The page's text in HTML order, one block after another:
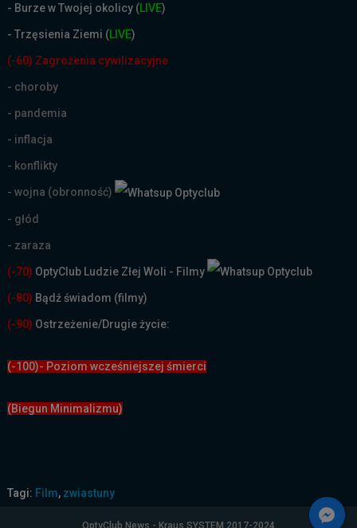
- Burze w Twojej okolicy (LIVE)
- Trzęsienia Ziemi (LIVE)
(-60) Zagrożenia cywilizacyjne
- choroby
- pandemia
- inflacja
- konflikty
- wojna (obronność)
- głód
- zaraza
(-70) OptyClub Ludzie Złej Woli - Filmy
(-80) Bądź świadom (filmy)
(-90) Ostrzeżenie/Drugie życie:
(-100)- Poziom wcześniejszej śmierci
(Biegun Minimalizmu)
Tagi: Film, zwiastuny